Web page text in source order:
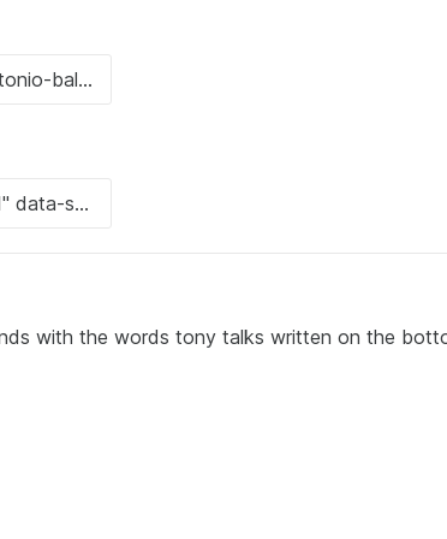
with the words tony talks written on the